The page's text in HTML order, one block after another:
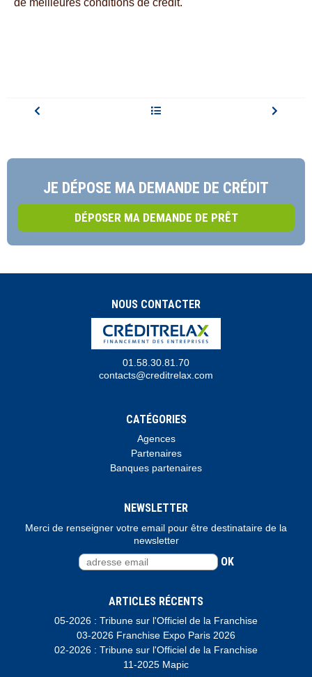
de meilleures conditions de crédit.
JE DÉPOSE MA DEMANDE DE CRÉDIT
DÉPOSER MA DEMANDE DE PRÊT
NOUS CONTACTER
01.58.30.81.70
contacts@creditrelax.com
CATÉGORIES
Agences
Partenaires
Banques partenaires
NEWSLETTER
Merci de renseigner votre email pour être destinataire de la
newsletter
OK
ARTICLES RÉCENTS
05-2026 : Tribune sur l'Officiel de la Franchise
03-2026 Franchise Expo Paris 2026
02-2026 : Tribune sur l'Officiel de la Franchise
11-2025 Mapic